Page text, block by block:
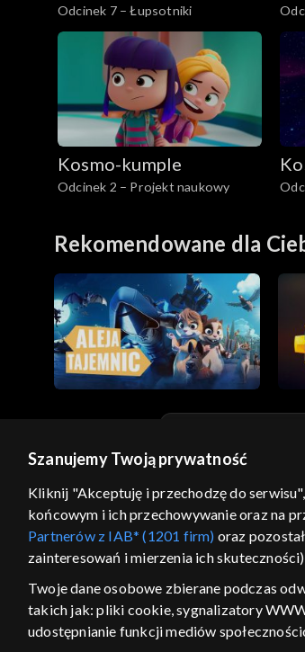
Odcinek 7 – Łupsotniki
Kosmo-kumple
Odcinek 2 – Projekt naukowy
Rekomendowane dla
Kraj, z którego się
w związku z czym
VOD może być
© 2026 Telewizja Polska S.A. w likwidacji
regulamin serwisu cennik
Szanujemy Twoją prywatność
Kliknij "Akceptuję i przechodzę do
końcowym i ich przechowywanie oraz na
Partnerów z IAB* (1201 firm) oraz
zainteresowań i mierzenia ich
Twoje dane osobowe zbierane podczas
takich jak: pliki cookie, sygnalizatory
udostępnianie funkcji mediów